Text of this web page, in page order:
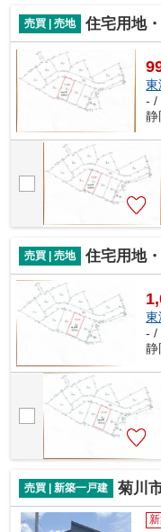
売買 | 売地 住宅用地
東
- /
静
売買 | 売地 住宅用地
東
- /
静
売買 | 新築一戸建 菊川